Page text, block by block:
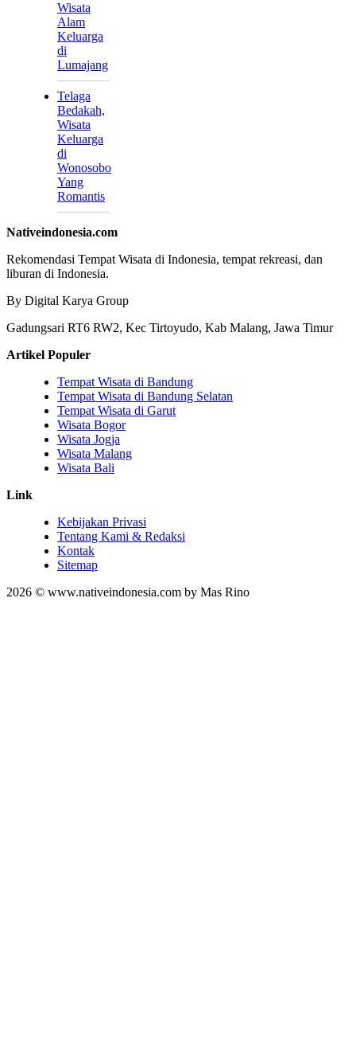
Wisata
Alam
Keluarga
di
Lumajang
Telaga
Bedakah,
Wisata
Keluarga
di
Wonosobo
Yang
Romantis
Nativeindonesia.com
Rekomendasi Tempat Wisata di Indonesia, tempat rekreasi, dan
liburan di Indonesia.
By Digital Karya Group
Gadungsari RT6 RW2, Kec Tirtoyudo, Kab Malang, Jawa Timur
Artikel Populer
Tempat Wisata di Bandung
Tempat Wisata di Bandung Selatan
Tempat Wisata di Garut
Wisata Bogor
Wisata Jogja
Wisata Malang
Wisata Bali
Link
Kebijakan Privasi
Tentang Kami & Redaksi
Kontak
Sitemap
2026 © www.nativeindonesia.com by Mas Rino